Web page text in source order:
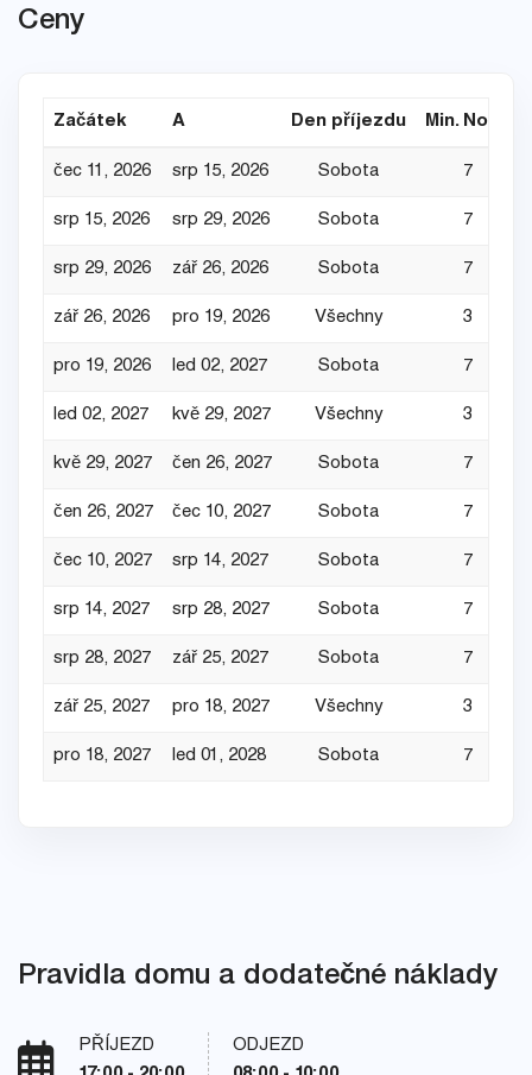
Ceny
Začátek A Den příjezdu Min. Noce
čec 11, 2026 srp 15, 2026 Sobota 7
srp 15, 2026 srp 29, 2026 Sobota 7
srp 29, 2026 zář 26, 2026 Sobota 7
zář 26, 2026 pro 19, 2026 Všechny 3
pro 19, 2026 led 02, 2027 Sobota 7
led 02, 2027 kvě 29, 2027 Všechny 3
kvě 29, 2027 čen 26, 2027 Sobota 7
čen 26, 2027 čec 10, 2027 Sobota 7
čec 10, 2027 srp 14, 2027 Sobota 7
srp 14, 2027 srp 28, 2027 Sobota 7
srp 28, 2027 zář 25, 2027 Sobota 7
zář 25, 2027 pro 18, 2027 Všechny 3
pro 18, 2027 led 01, 2028 Sobota 7
Pravidla domu a dodatečné náklady
PŘÍJEZD
ODJEZD